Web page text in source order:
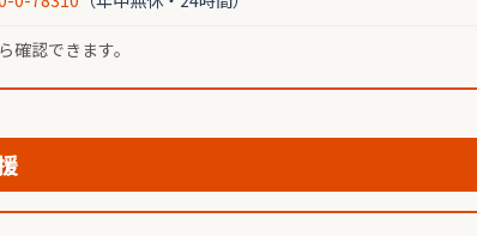
確認できます。